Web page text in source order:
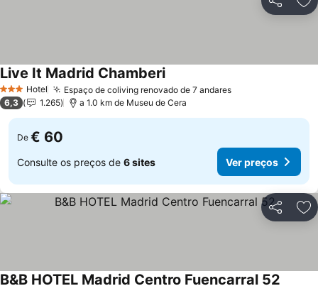
Partilhar
3 EstrelasHotel Espaço de coliving renovado de 7 andares
Live It Madrid Chamberi
6,3 1.265 a 1.0 km de Museu de Cera
De € 60
Consulte os preços de 6 sites Ver preços
Partilhar
B&B HOTEL Madrid Centro Fuencarral 52